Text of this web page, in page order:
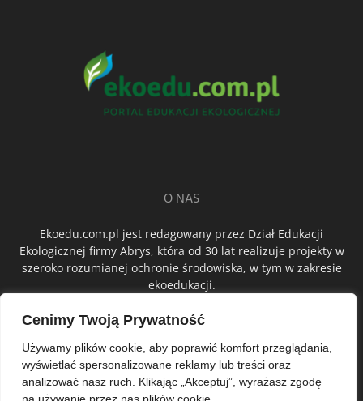
Cenimy Twoją Prywatność
Używamy plików cookie, aby poprawić komfort przeglądania,
wyświetlać spersonalizowane reklamy lub treści oraz
analizować nasz ruch. Klikając „Akceptuj”, wyrażasz zgodę
O NAS
Ekoedu.com.pl jest redagowany przez Dział Edukacji
Ekologicznej firmy Abrys, która od 30 lat realizuje projekty w
szeroko rozumianej ochronie środowiska, w tym w zakresie
ekoedukacji.
ŚLEDŹ NAS